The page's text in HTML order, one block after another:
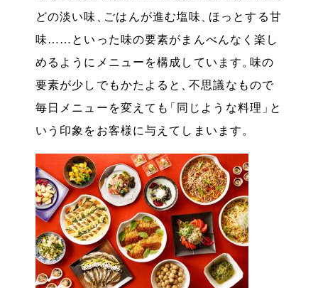
どの淡い味
、ごはんが進む塩味 、ほっとする甘
味……といった味の要素がまんべんなく楽し
めるようにメニューを構成しています 。味の
要素が少しでもかたよると
、
不思議なもので
毎日メニューを変えても「 同じような料理 」と
いう印象をお客様に与えてしまいます 。